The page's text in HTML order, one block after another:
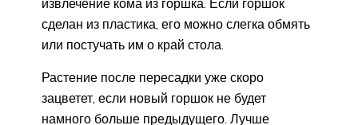
сделан из пластика, его можно слегка обмять
или постучать им о край стола.
Растение после пересадки уже скоро
зацветет, если новый горшок не будет
намного больше предыдущего. Лучше